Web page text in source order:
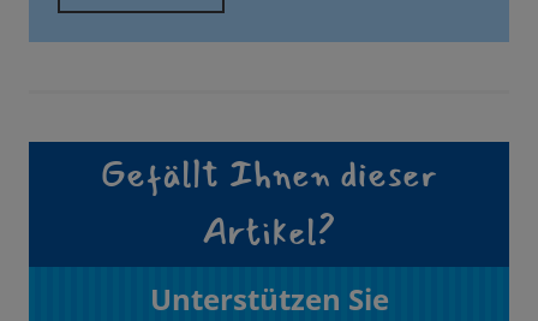
Gefällt Ihnen dieser
Artikel?
Unterstützen Sie